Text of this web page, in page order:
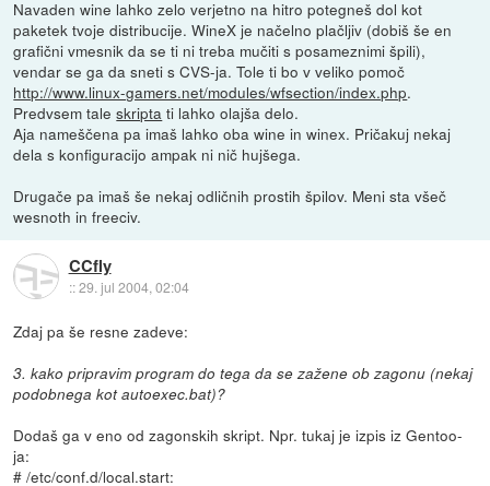
Navaden wine lahko zelo verjetno na hitro potegneš dol kot
paketek tvoje distribucije. WineX je načelno plačljiv (dobiš še en
grafični vmesnik da se ti ni treba mučiti s posameznimi špili),
vendar se ga da sneti s CVS-ja. Tole ti bo v veliko pomoč
http://www.linux-gamers.net/modules/wfsection/index.php.
Predvsem taleskripta ti lahko olajša delo.
Aja nameščena pa imaš lahko oba wine in winex. Pričakuj nekaj
dela s konfiguracijo ampak ni nič hujšega.
Drugače pa imaš še nekaj odličnih prostih špilov. Meni sta všeč
wesnoth in freeciv.
CCfly
::29. jul 2004, 02:04
Zdaj pa še resne zadeve:
3. kako pripravim program do tega da se zažene ob zagonu (nekaj
podobnega kot autoexec.bat)?
Dodaš ga v eno od zagonskih skript. Npr. tukaj je izpis iz Gentoo-
ja:
# /etc/conf.d/local.start: